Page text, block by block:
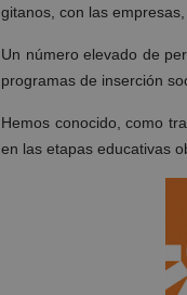
gitanos, con las
Un número elevado de
programas de inserción
Hemos conocido, como
en las etapas educativas